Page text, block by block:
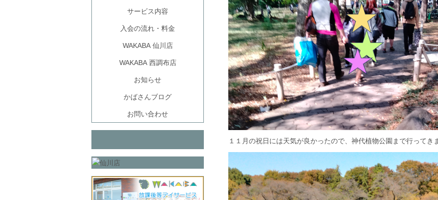
１１月の祝日には天気が良かったので、神代植物公園まで行って
サービス内容
入会の流れ・料金
WAKABA 仙川店
WAKABA 西調布店
お知らせ
かばさんブログ
お問い合わせ